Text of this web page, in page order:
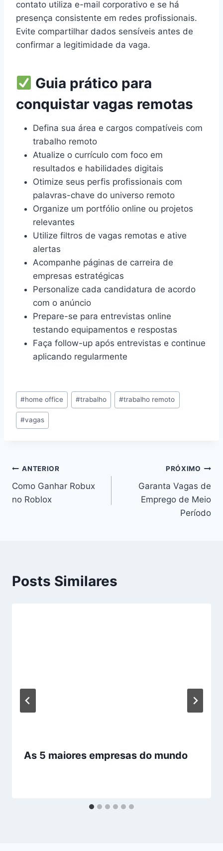
contato utiliza e-mail corporativo e se há
presença consistente em redes profissionais.
Evite compartilhar dados sensíveis antes de
confirmar a legitimidade da vaga.
Guia prático para
conquistar vagas remotas
Defina sua área e cargos compatíveis com
trabalho remoto
Atualize o currículo com foco em
resultados e habilidades digitais
Otimize seus perfis profissionais com
palavras-chave do universo remoto
Organize um portfólio online ou projetos
relevantes
Utilize filtros de vagas remotas e ative
alertas
Acompanhe páginas de carreira de
empresas estratégicas
Personalize cada candidatura de acordo
com o anúncio
Prepare-se para entrevistas online
testando equipamentos e respostas
Faça follow-up após entrevistas e continue
aplicando regularmente
#home office #trabalho #trabalho remoto
#vagas
ANTERIOR
Como Ganhar Robux
no Roblox
PRÓXIMO
Garanta Vagas de
Emprego de Meio
Período
Posts Similares
As 5 maiores empresas do mundo